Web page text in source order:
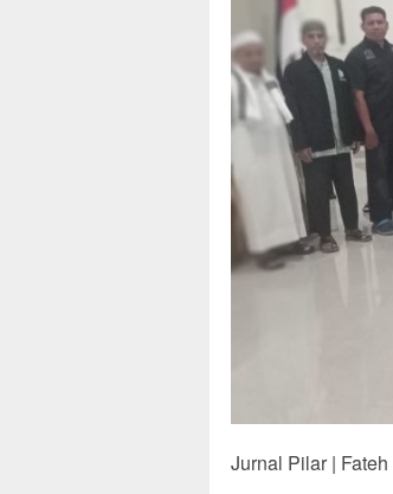
Jurnal Pilar | Fateh